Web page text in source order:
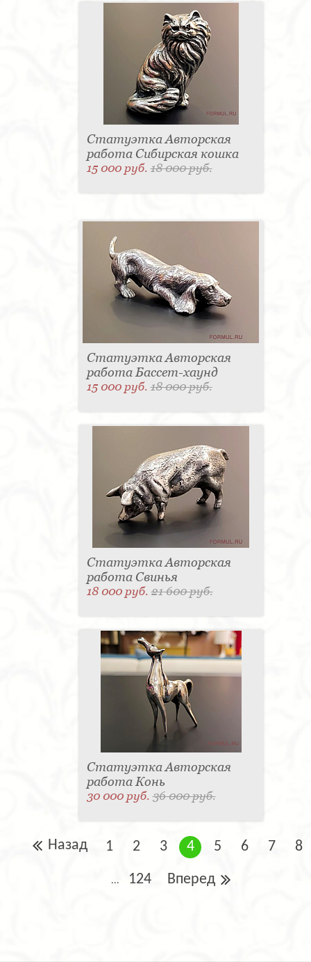
Статуэтка Авторская
работа Сибирская кошка
15 000 руб.18 000 руб.
Статуэтка Авторская
работа Бассет-хаунд
15 000 руб.18 000 руб.
Статуэтка Авторская
работа Свинья
18 000 руб.21 600 руб.
Статуэтка Авторская
работа Конь
30 000 руб.36 000 руб.
Назад 1 2 3 4 5 6 7 8
... 124 Вперед